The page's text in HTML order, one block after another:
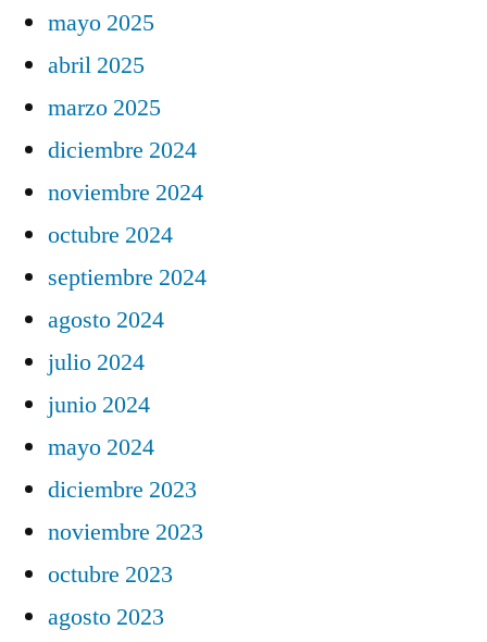
mayo 2025
abril 2025
marzo 2025
diciembre 2024
noviembre 2024
octubre 2024
septiembre 2024
agosto 2024
julio 2024
junio 2024
mayo 2024
diciembre 2023
noviembre 2023
octubre 2023
agosto 2023